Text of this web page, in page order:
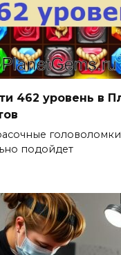
462 уровень в
подойдет